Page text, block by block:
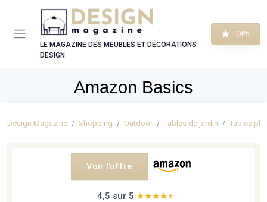
LE MAGAZINE DES MEUBLES ET DÉCORATIONS
DESIGN
TOPs
Amazon Basics
Design Magazine Shopping Outdoor Tables de jardin Tables
Voir l'offre
4,5 sur 5 ★★★★★
★★★★★
Panneau de gestion des cookies